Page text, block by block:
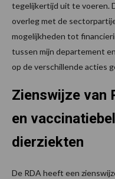
tegelijkertijd uit te voeren.
overleg met de
mogelijkheden tot
tussen mijn departement
op de verschillende acties
Zienswijze van
en
dierziekten
De RDA heeft een